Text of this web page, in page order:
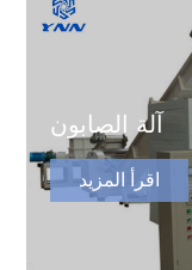
آلة الصابون
اقرأ المزيد